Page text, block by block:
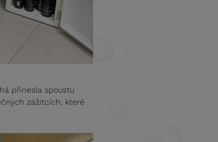
přinesla spoustu
zážitcích, které